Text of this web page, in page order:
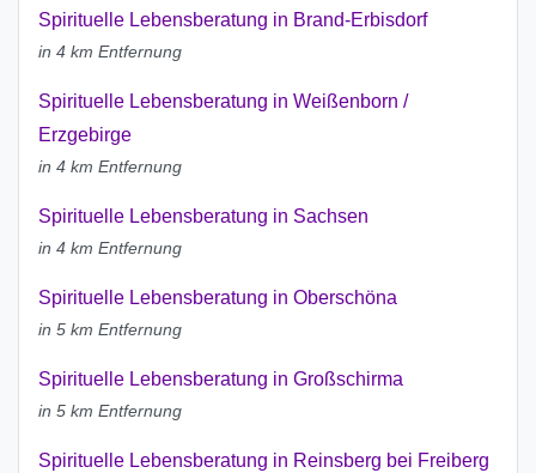
Spirituelle Lebensberatung in Brand-Erbisdorf
in 4 km Entfernung
Spirituelle Lebensberatung in Weißenborn /
Erzgebirge
in 4 km Entfernung
Spirituelle Lebensberatung in Sachsen
in 4 km Entfernung
Spirituelle Lebensberatung in Oberschöna
in 5 km Entfernung
Spirituelle Lebensberatung in Großschirma
in 5 km Entfernung
Spirituelle Lebensberatung in Reinsberg bei Freiberg